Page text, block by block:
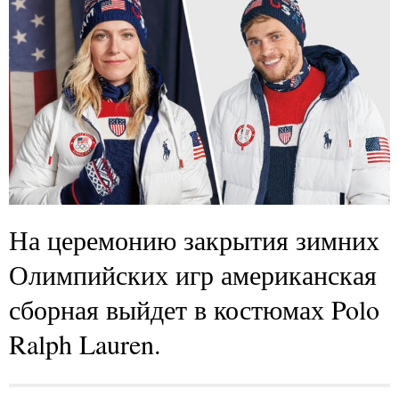
На церемонию закрытия зимних
Олимпийских игр американская
сборная выйдет в костюмах Polo
Ralph Lauren.